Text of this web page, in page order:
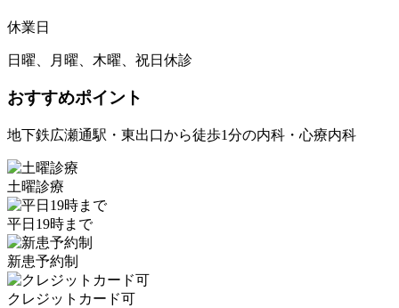
休業日
日曜、月曜、木曜、祝日休診
おすすめポイント
地下鉄広瀬通駅・東出口から徒歩1分の内科・心療内科
土曜診療
平日19時まで
新患予約制
クレジットカード可